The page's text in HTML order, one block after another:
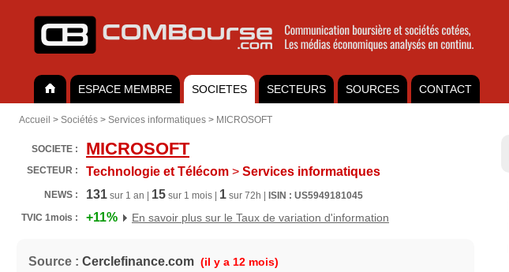
ESPACE MEMBRE SOCIETES SECTEURS SOURCES CONTACT
Accueil > Sociétés > Services informatiques > MICROSOFT
SOCIETE : MICROSOFT
SECTEUR : Technologie et Télécom > Services informatiques
NEWS : 131 sur 1 an | 15 sur 1 mois | 1 sur 72h |
ISIN : US5949181045
TVIC 1mois :
+11% En savoir plus sur le Taux de variation d'information
Source : Cerclefinance.com (il y a 12 mois)